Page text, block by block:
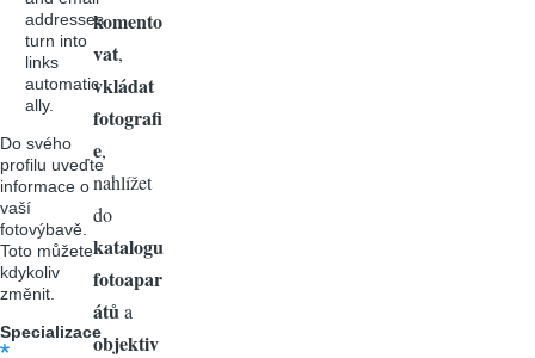
addresses
turn into
links
automatic
ally.
Do svého
profilu uveďte
informace o
vaší
fotovýbavě.
Toto můžete
kdykoliv
změnit.
Specializace
komento
vat,
vkládat
fotografi
e,
nahlížet
do
katalogu
fotoapar
átů a
objektiv